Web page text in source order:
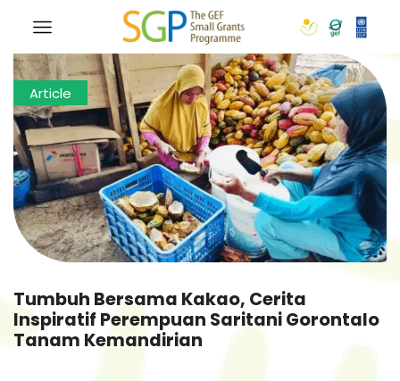
Article
Tumbuh Bersama Kakao, Cerita
Inspiratif Perempuan Saritani Gorontalo
Tanam Kemandirian